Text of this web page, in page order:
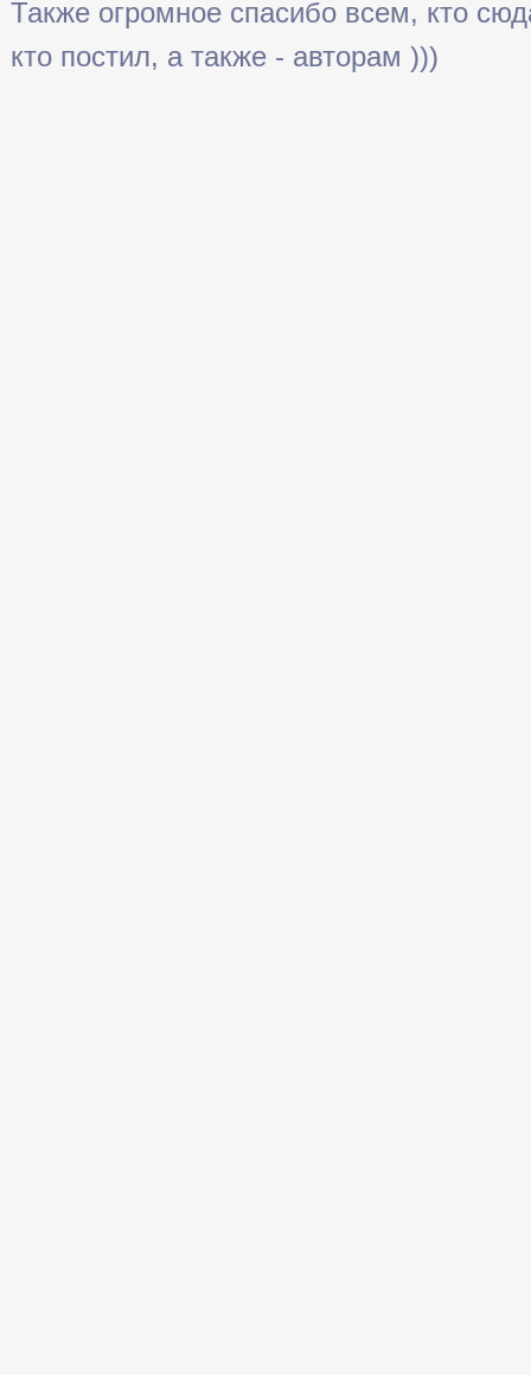
Также огромное спасибо всем, кто
кто постил, а также - авторам )))